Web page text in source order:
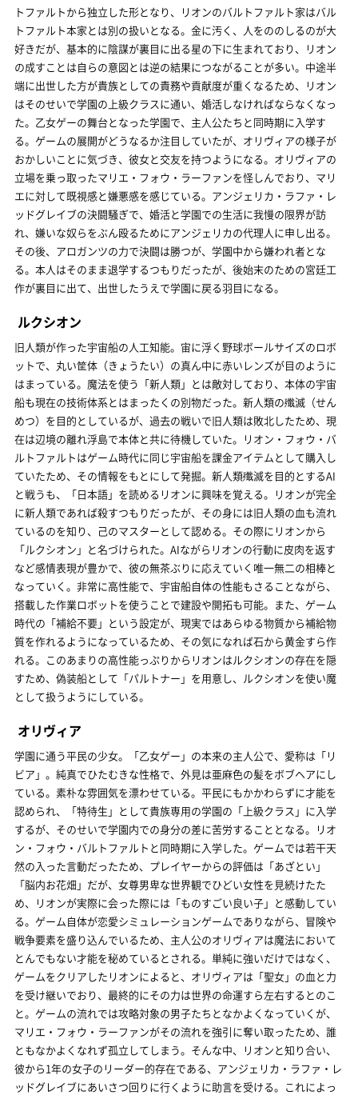
トファルトから独立した形となり、リオンのバルトファルト家はバル
トファルト本家とは別の扱いとなる。金に汚く、人をののしるのが大
好きだが、基本的に陰謀が裏目に出る星の下に生まれており、リオン
の成すことは自らの意図とは逆の結果につながることが多い。中途半
端に出世した方が貴族としての責務や貢献度が重くなるため、リオン
はそのせいで学園の上級クラスに通い、婚活しなければならなくなっ
た。乙女ゲーの舞台となった学園で、主人公たちと同時期に入学す
る。ゲームの展開がどうなるか注目していたが、オリヴィアの様子が
おかしいことに気づき、彼女と交友を持つようになる。オリヴィアの
立場を乗っ取ったマリエ・フォウ・ラーファンを怪しんでおり、マリ
エに対して既視感と嫌悪感を感じている。アンジェリカ・ラファ・レ
ッドグレイブの決闘騒ぎで、婚活と学園での生活に我慢の限界が訪
れ、嫌いな奴らをぶん殴るためにアンジェリカの代理人に申し出る。
その後、アロガンツの力で決闘は勝つが、学園中から嫌われ者とな
る。本人はそのまま退学するつもりだったが、後始末のための宮廷工
作が裏目に出て、出世したうえで学園に戻る羽目になる。
ルクシオン
旧人類が作った宇宙船の人工知能。宙に浮く野球ボールサイズのロボ
ットで、丸い筐体（きょうたい）の真ん中に赤いレンズが目のように
はまっている。魔法を使う「新人類」とは敵対しており、本体の宇宙
船も現在の技術体系とはまったくの別物だった。新人類の殲滅（せん
めつ）を目的としているが、過去の戦いで旧人類は敗北したため、現
在は辺境の離れ浮島で本体と共に待機していた。リオン・フォウ・バ
ルトファルトはゲーム時代に同じ宇宙船を課金アイテムとして購入し
ていたため、その情報をもとにして発掘。新人類殲滅を目的とするAI
と戦うも、「日本語」を読めるリオンに興味を覚える。リオンが完全
に新人類であれば殺すつもりだったが、その身には旧人類の血も流れ
ているのを知り、己のマスターとして認める。その際にリオンから
「ルクシオン」と名づけられた。AIながらリオンの行動に皮肉を返す
など感情表現が豊かで、彼の無茶ぶりに応えていく唯一無二の相棒と
なっていく。非常に高性能で、宇宙船自体の性能もさることながら、
搭載した作業ロボットを使うことで建設や開拓も可能。また、ゲーム
時代の「補給不要」という設定が、現実ではあらゆる物質から補給物
質を作れるようになっているため、その気になれば石から黄金すら作
れる。このあまりの高性能っぷりからリオンはルクシオンの存在を隠
すため、偽装船として「パルトナー」を用意し、ルクシオンを使い魔
として扱うようにしている。
オリヴィア
学園に通う平民の少女。「乙女ゲー」の本来の主人公で、愛称は「リ
ビア」。純真でひたむきな性格で、外見は亜麻色の髪をボブヘアにし
ている。素朴な雰囲気を漂わせている。平民にもかかわらずに才能を
認められ、「特待生」として貴族専用の学園の「上級クラス」に入学
するが、そのせいで学園内での身分の差に苦労することとなる。リオ
ン・フォウ・バルトファルトと同時期に入学した。ゲームでは若干天
然の入った言動だったため、プレイヤーからの評価は「あざとい」
「脳内お花畑」だが、女尊男卑な世界観でひどい女性を見続けたた
め、リオンが実際に会った際には「ものすごい良い子」と感動してい
る。ゲーム自体が恋愛シミュレーションゲームでありながら、冒険や
戦争要素を盛り込んでいるため、主人公のオリヴィアは魔法において
とんでもない才能を秘めているとされる。単純に強いだけではなく、
ゲームをクリアしたリオンによると、オリヴィアは「聖女」の血と力
を受け継いでおり、最終的にその力は世界の命運すら左右するとのこ
と。ゲームの流れでは攻略対象の男子たちとなかよくなっていくが、
マリエ・フォウ・ラーファンがその流れを強引に奪い取ったため、誰
ともなかよくなれず孤立してしまう。そんな中、リオンと知り合い、
彼から1年の女子のリーダー的存在である、アンジェリカ・ラファ・レ
ッドグレイブにあいさつ回りに行くように助言を受ける。これによっ